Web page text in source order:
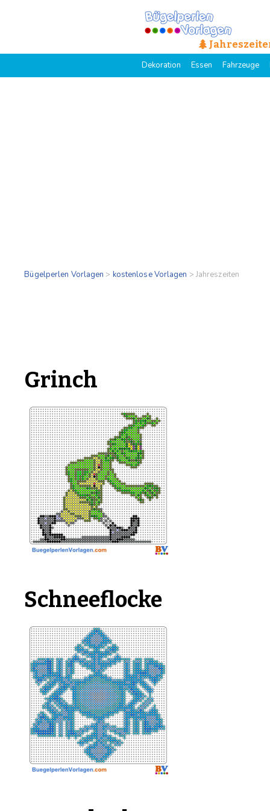
Dekoration Essen Fahrzeuge
Bügelperlen Vorlagen > kostenlose Vorlagen > Jahreszeiten
Grinch
Schneeflocke